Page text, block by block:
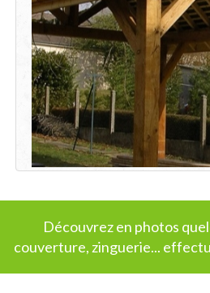
Découvrez en photos
couverture, zinguerie...